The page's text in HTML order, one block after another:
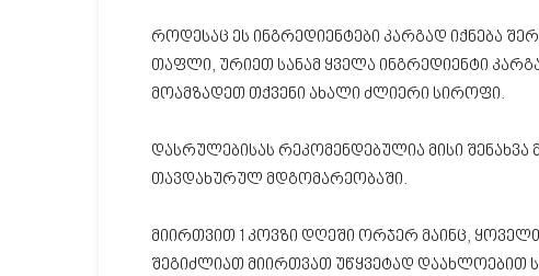
როდესაც ეს ინგრედიენტები კარგად იქნება
თაფლი, ურიეთ სანამ ყველა ინგრედიენტი
მოამზადეთ თქვენი ახალი ძლიერი სიროფი.
დასრულებისას რეკომენდებულია მისი შენახვა
თავდახურულ მდგომარეობაში.
მიირთვით 1 კოვზი დღეში ორჯერ მაინც,
შეგიძლიათ მიირთვათ უწყვეტად დაახლოებით